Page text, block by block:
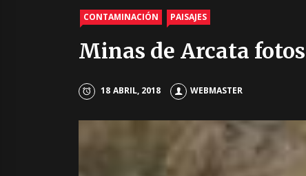
CONTAMINACIÓN PAISAJES
Minas de Arcata fotos
18 ABRIL, 2018 WEBMASTER